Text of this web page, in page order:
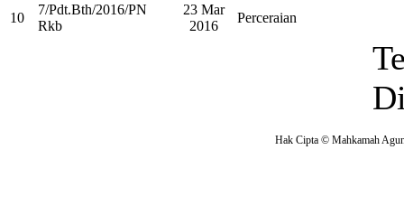
10
7/Pdt.Bth/2016/PN
Rkb
23 Mar
2016
Perceraian
Hak Cipta © Mahkamah